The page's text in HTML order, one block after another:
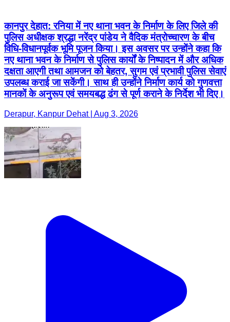
कानपुर देहात: रनिया में नए थाना भवन के निर्माण के लिए जिले की
पुलिस अधीक्षक श्रद्धा नरेंद्र पांडेय ने वैदिक मंत्रोच्चारण के बीच
विधि-विधानपूर्वक भूमि पूजन किया। इस अवसर पर उन्होंने कहा कि
नए थाना भवन के निर्माण से पुलिस कार्यों के निष्पादन में और अधिक
दक्षता आएगी तथा आमजन को बेहतर, सुगम एवं प्रभावी पुलिस सेवाएं
उपलब्ध कराई जा सकेंगी। साथ ही उन्होंने निर्माण कार्य को गुणवत्ता
मानकों के अनुरूप एवं समयबद्ध ढंग से पूर्ण कराने के निर्देश भी दिए।
Derapur, Kanpur Dehat | Aug 3, 2026